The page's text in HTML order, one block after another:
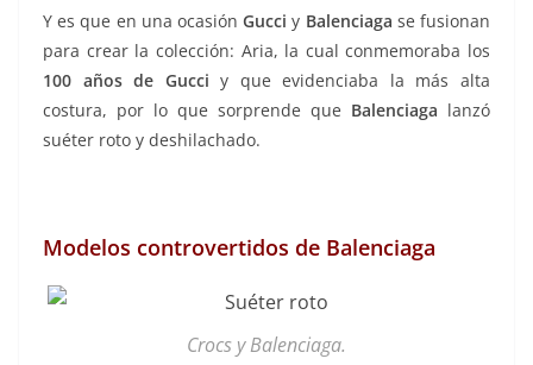
Y es que en una ocasiónGucci y Balenciaga se fusionan
para crear la colección: Aria, la cual conmemoraba los
100 años de Gucci y que evidenciaba la más alta
costura, por lo que sorprende que Balenciaga lanzó
suéter roto y deshilachado.
Modelos controvertidos de Balenciaga
Crocs y Balenciaga.